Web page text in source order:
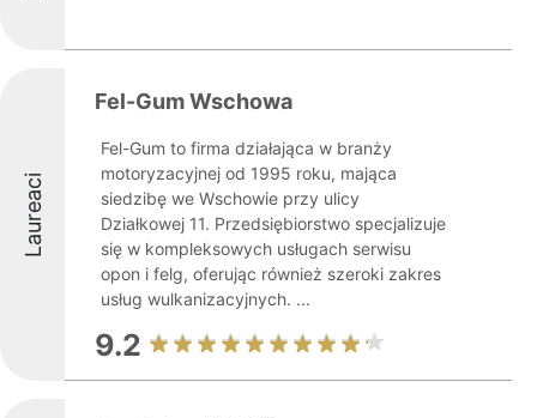
Laureaci
Fel-Gum Wschowa
Fel-Gum to firma działająca w branży
motoryzacyjnej od 1995 roku, mająca
siedzibę we Wschowie przy ulicy
Działkowej 11. Przedsiębiorstwo specjalizuje
się w kompleksowych usługach serwisu
opon i felg, oferując również szeroki zakres
usług wulkanizacyjnych. ...
9.2